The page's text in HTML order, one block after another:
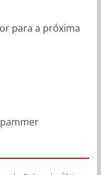
para a próxima